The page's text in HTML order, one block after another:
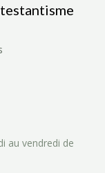
au vendredi de